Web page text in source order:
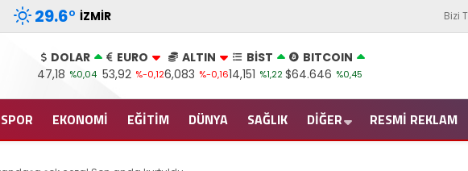
29.6° İZMIR Bizi
DOLAR
47,18 %0,04
EURO
53,92 %-0,12
ALTIN
6,083 %-0,16
BİST
14,151 %1,22
BITCOIN
$64.646 %0,45
SPOR EKONOMİ EĞİTİM DÜNYA SAĞLIK DİĞER RESMI REKLAM